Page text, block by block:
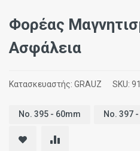
Φορέας
Ασφάλεια
Κατασκευαστής: GRAUZ SKU:
No. 395 - 60mm No. 397